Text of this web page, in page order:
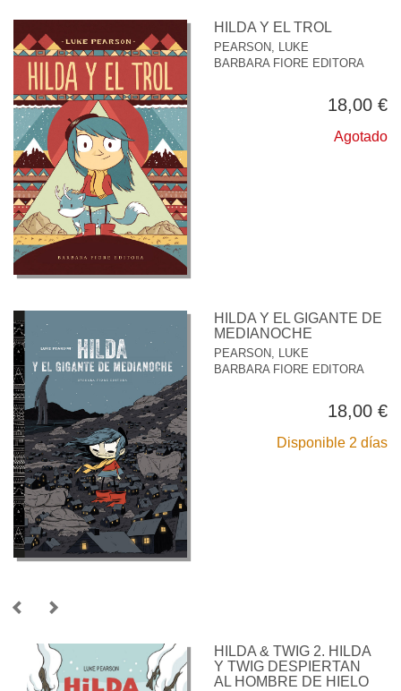
HILDA Y EL TROL
PEARSON, LUKE
BARBARA FIORE EDITORA
18,00 €
Agotado
HILDA Y EL GIGANTE DE
MEDIANOCHE
PEARSON, LUKE
BARBARA FIORE EDITORA
18,00 €
Disponible 2 días
HILDA & TWIG 2. HILDA
Y TWIG DESPIERTAN
AL HOMBRE DE HIELO